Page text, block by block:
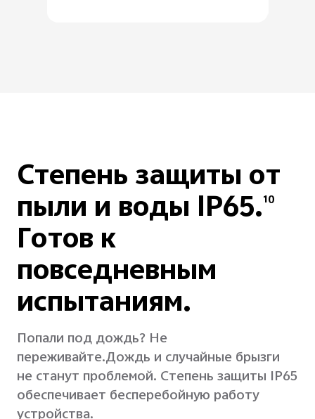
Степень защиты от
пыли и воды IP65.10
Готов к
повседневным
испытаниям.
Попали под дождь? Не
переживайте.Дождь и случайные брызги
не станут проблемой. Степень защиты IP65
обеспечивает бесперебойную работу